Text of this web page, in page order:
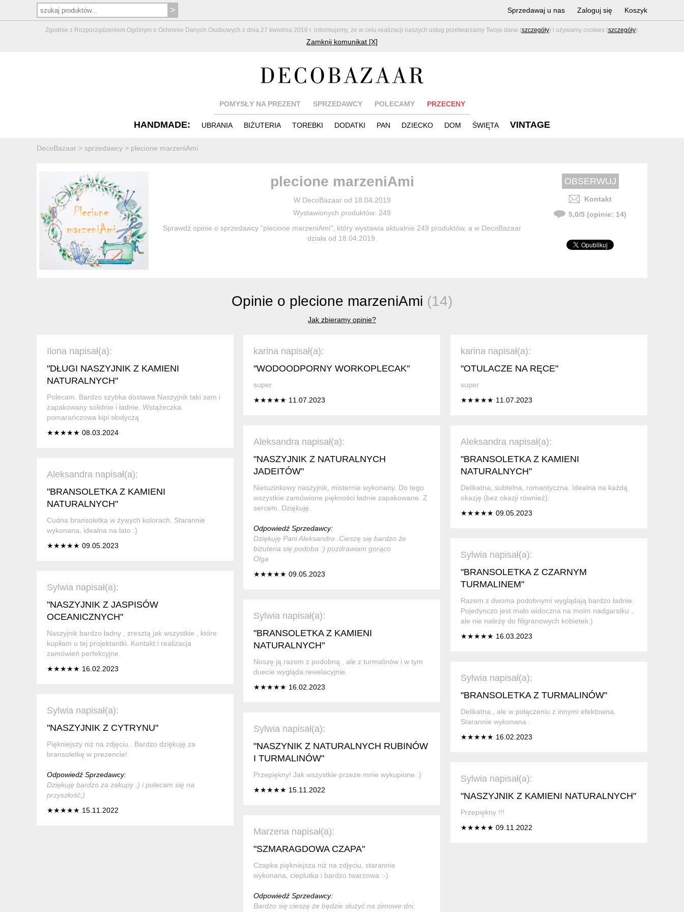
Zgodnie z Rozporządzeniem Ogólnym o Ochronie Danych Osobowych z dnia 27 kwietnia 2016 r. informujemy, że w celu realizacji naszych usług przetwarzamy Twoje dane (szczegóły) i używamy cookies (szczegóły).
Zamknij komunikat [X]
Sprzedawaj u nas Zaloguj się Koszyk
POMYSŁY NA PREZENT SPRZEDAWCY POLECAMY PRZECENY
HANDMADE: UBRANIA BIŻUTERIA TOREBKI DODATKI PAN DZIECKO DOM ŚWIĘTA VINTAGE
DecoBazaar > sprzedawcy > plecione marzeniAmi
Kontakt
5,0/5 (opinie: 14)
plecione marzeniAmi
W DecoBazaar od 18.04.2019
Wystawionych produktów: 249
Sprawdź opinie o sprzedawcy "plecione marzeniAmi", który wystawia aktualnie 249 produktów, a w DecoBazaar
działa od 18.04.2019.
Opinie o plecione marzeniAmi (14)
Jak zbieramy opinie?
Ilona napisał(a):
"DŁUGI NASZYJNIK Z KAMIENI
NATURALNYCH"
Polecam. Bardzo szybka dostawa Naszyjnik taki sam i
zapakowany solidnie i ładnie. Wstążeczka
pomarańczowa kipi słodyczą
★★★★★ 08.03.2024
karina napisał(a):
"WODOODPORNY WORKOPLECAK"
super
★★★★★ 11.07.2023
karina napisał(a):
"OTULACZE NA RĘCE"
super
★★★★★ 11.07.2023
Aleksandra napisał(a):
"NASZYJNIK Z NATURALNYCH
JADEITÓW"
Nietuzinkowy naszyjnik, misternie wykonany. Do tego
wszystkie zamówione piękności ładnie zapakowane. Z
sercem. Dziękuję.
Odpowiedź Sprzedawcy:
Dziękuję Pani Aleksandro .Cieszę się bardzo że
biżuteria się podoba :) pozdrawiam gorąco
Olga
★★★★★ 09.05.2023
Aleksandra napisał(a):
"BRANSOLETKA Z KAMIENI
NATURALNYCH"
Delikatna, subtelna, romantyczna. Idealna na każdą
okazję (bez okazji również).
★★★★★ 09.05.2023
Aleksandra napisał(a):
"BRANSOLETKA Z KAMIENI
NATURALNYCH"
Cudna bransoletka w żywych kolorach. Starannie
wykonana, idealna na lato :)
★★★★★ 09.05.2023
Sylwia napisał(a):
"BRANSOLETKA Z CZARNYM
TURMALINEM"
Razem z dwoma podobnymi wyglądają bardzo ładnie.
Pojedynczo jest mało widoczna na moim nadgarstku ,
ale nie należę do filigranowych kobietek:)
★★★★★ 16.03.2023
Sylwia napisał(a):
"NASZYJNIK Z JASPISÓW
OCEANICZNYCH"
Naszyjnik bardzo ładny , zresztą jak wszystkie , które
kupiłam u tej projektantki. Kontakt i realizacja
zamówień perfekcyjne.
★★★★★ 16.02.2023
Sylwia napisał(a):
"BRANSOLETKA Z KAMIENI
NATURALNYCH"
Noszę ją razem z podobną , ale z turmalinów i w tym
duecie wygląda rewelacyjnie.
★★★★★ 16.02.2023
Sylwia napisał(a):
"BRANSOLETKA Z TURMALINÓW"
Delikatna , ale w połączeniu z innymi efektowna.
Starannie wykonana .
★★★★★ 16.02.2023
Sylwia napisał(a):
"NASZYJNIK Z CYTRYNU"
Piękniejszy niż na zdjęciu.. Bardzo dziękuję za
bransoletkę w prezencie!
Odpowiedź Sprzedawcy:
Dziękuję bardzo za zakupy :) i polecam się na
przyszłość;)
★★★★★ 15.11.2022
Sylwia napisał(a):
"NASZYNIK Z NATURALNYCH RUBINÓW
I TURMALINÓW"
Przepiękny! Jak wszystkie przeze mnie wykupione :)
★★★★★ 15.11.2022
Sylwia napisał(a):
"NASZYJNIK Z KAMIENI NATURALNYCH"
Przepiękny !!!
★★★★★ 09.11.2022
Marzena napisał(a):
"SZMARAGDOWA CZAPA"
Czapka piękniejsza niż na zdjęciu, starannie
wykonana, cieplutka i bardzo twarzowa :-)
Odpowiedź Sprzedawcy:
Bardzo się cieszę że będzie służyć na zimowe dni.